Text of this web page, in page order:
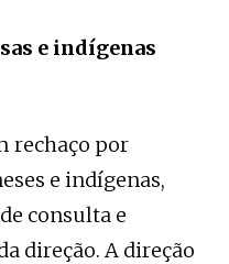
e indígenas
rechaço por
e indígenas,
consulta e
direção. A direção